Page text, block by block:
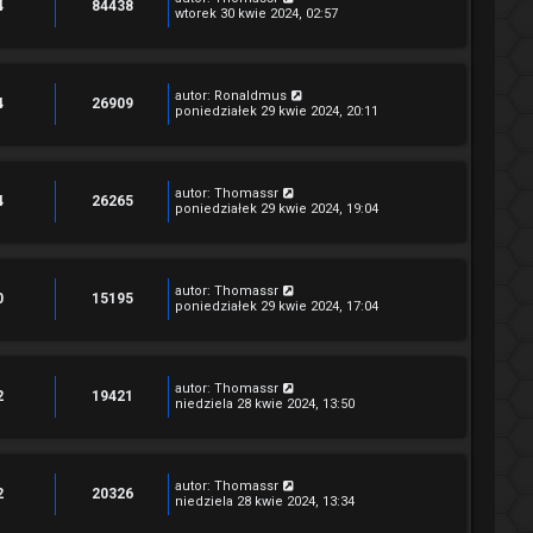
84438
wtorek 30 kwie 2024, 02:57
26909 autor: Ronaldmus
poniedziałek 29 kwie 2024, 20:11
26265 autor: Thomassr
poniedziałek 29 kwie 2024, 19:04
15195 autor: Thomassr
poniedziałek 29 kwie 2024, 17:04
19421 autor: Thomassr
niedziela 28 kwie 2024, 13:50
20326 autor: Thomassr
niedziela 28 kwie 2024, 13:34